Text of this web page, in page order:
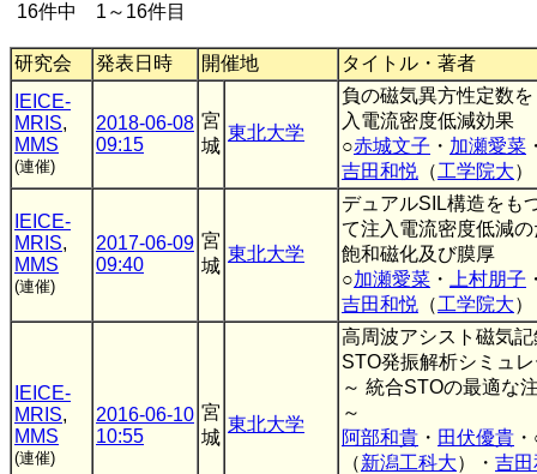
16件中 1～16件目
研究会 発表日時 開催地
タイトル・著者
IEICE-
MRIS,
MMS
(連催)
2018-06-08
09:15
宮
城
東北大学
負の磁気異方性定数
入電流密度低減効果
○赤城文子 ・ 加瀬愛菜
吉田和悦 （工学院大）
IEICE-
MRIS,
MMS
(連催)
2017-06-09
09:40
宮
城
東北大学
デュアルSIL構造をも
て注入電流密度低減
飽和磁化及び膜厚
○加瀬愛菜 ・ 上村朋子
吉田和悦 （工学院大）
IEICE-
MRIS,
MMS
(連催)
2016-06-10
10:55
宮
城
東北大学
高周波アシスト磁気
STO発振解析シミュ
～ 統合STOの最適な
～
阿部和貴 ・ 田伏優貴
（新潟工科大）・ 吉